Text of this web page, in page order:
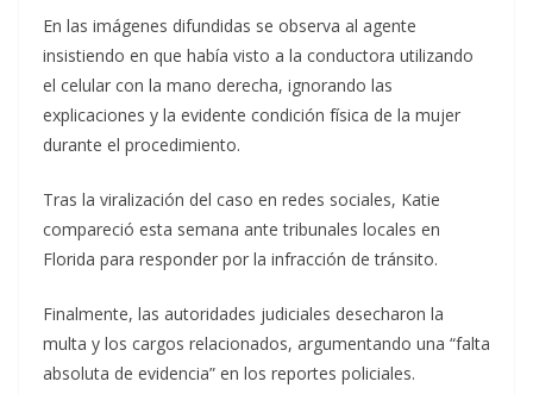
En las imágenes difundidas se observa al agente
insistiendo en que había visto a la conductora utilizando
el celular con la mano derecha, ignorando las
explicaciones y la evidente condición física de la mujer
durante el procedimiento.
Tras la viralización del caso en redes sociales, Katie
compareció esta semana ante tribunales locales en
Florida para responder por la infracción de tránsito.
Finalmente, las autoridades judiciales desecharon la
multa y los cargos relacionados, argumentando una “falta
absoluta de evidencia” en los reportes policiales.